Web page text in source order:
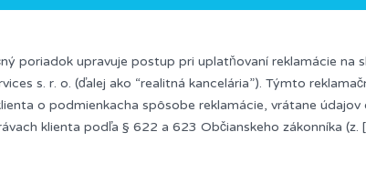
poriadok upravuje postup pri uplatňovaní reklamácie na
s. r. o. (ďalej ako “realitná kancelária”). Týmto
o podmienkacha spôsobe reklamácie, vrátane údajov
klienta podľa § 622 a 623 Občianskeho zákonníka (z.